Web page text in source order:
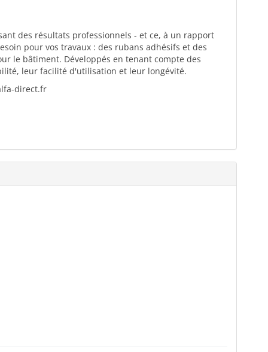
des résultats professionnels - et ce, à un rapport
pour vos travaux : des rubans adhésifs et des
le bâtiment. Développés en tenant compte des
leur facilité d'utilisation et leur longévité.
direct.fr